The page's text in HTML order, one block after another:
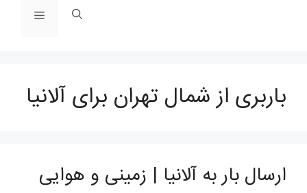
فهرست
باربری از شمال تهران برای آلانیا
ارسال بار به آلانیا | زمینی و هوایی